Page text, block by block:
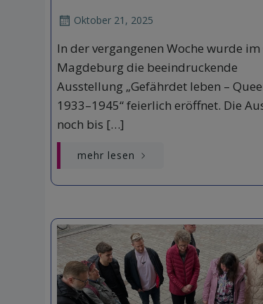
Oktober 21, 2025
In der vergangenen Woche wurde im
Magdeburg die beeindruckende
Ausstellung „Gefährdet leben –
1933–1945“ feierlich eröffnet. Die
noch bis […]
mehr lesen